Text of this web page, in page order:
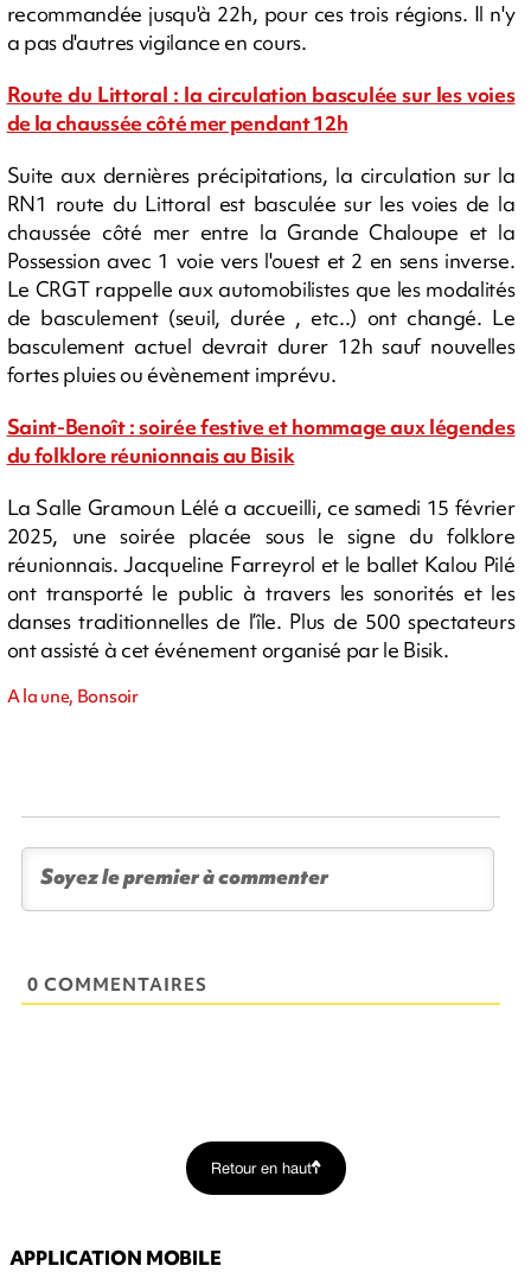
recommandée jusqu'à 22h, pour ces trois régions. Il n'y
a pas d'autres vigilance en cours.
Route du Littoral : la circulation basculée sur les voies
de la chaussée côté mer pendant 12h
Suite aux dernières précipitations, la circulation sur la
RN1 route du Littoral est basculée sur les voies de la
chaussée côté mer entre la Grande Chaloupe et la
Possession avec 1 voie vers l'ouest et 2 en sens inverse.
Le CRGT rappelle aux automobilistes que les modalités
de basculement (seuil, durée , etc..) ont changé. Le
basculement actuel devrait durer 12h sauf nouvelles
fortes pluies ou évènement imprévu.
Saint-Benoît : soirée festive et hommage aux légendes
du folklore réunionnais au Bisik
La Salle Gramoun Lélé a accueilli, ce samedi 15 février
2025, une soirée placée sous le signe du folklore
réunionnais. Jacqueline Farreyrol et le ballet Kalou Pilé
ont transporté le public à travers les sonorités et les
danses traditionnelles de l’île. Plus de 500 spectateurs
ont assisté à cet événement organisé par le Bisik.
A la une, Bonsoir
0 COMMENTAIRES
Retour en haut
APPLICATION MOBILE